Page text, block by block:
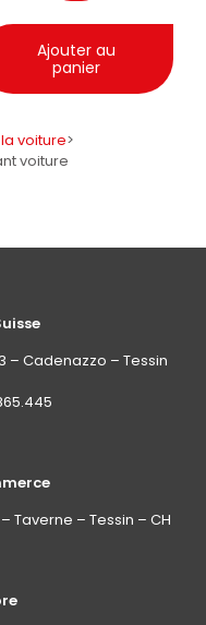
Ajouter au
panier
voiture>
voiture
– Cadenazzo – Tessin
Taverne – Tessin – CH